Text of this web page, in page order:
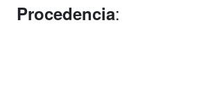
Procedencia: